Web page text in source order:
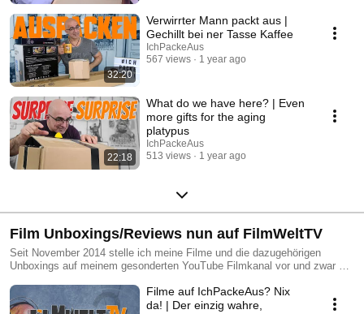
32:20
Verwirrter Mann packt aus |
Gechillt bei ner Tasse Kaffee
IchPackeAus
567 views
1 year ago
22:18
What do we have here? | Even
more gifts for the aging
platypus
IchPackeAus
513 views
1 year ago
Film Unboxings/Reviews nun auf FilmWeltTV
Seit November 2014 stelle ich meine Filme und die dazugehörigen
Unboxings auf meinem gesonderten YouTube Filmkanal vor und zwar auf
Filme auf IchPackeAus? Nix
da! | Der einzig wahre,